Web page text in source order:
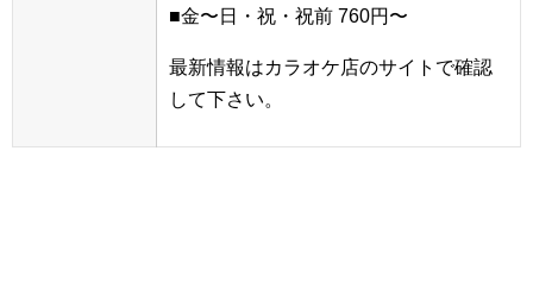
■金〜日・祝・祝前 760円〜
最新情報はカラオケ店のサイトで確認
して下さい。